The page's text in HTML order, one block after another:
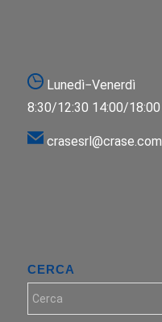
Lunedì−Venerdì
8:30/12:30 14:00/18:00
crasesrl@crase.com
CERCA